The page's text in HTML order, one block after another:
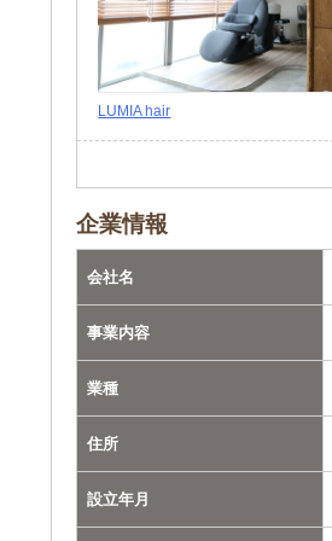
LUMIA hair
企業情報
会社名
事業内容
業種
住所
設立年月